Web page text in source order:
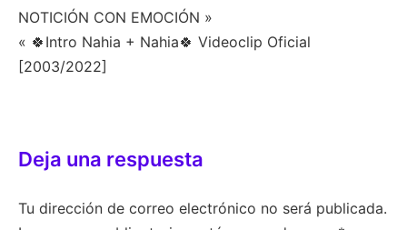
Navegación
de
NOTICIÓN CON EMOCIÓN »
« 🍀Intro Nahia + Nahia🍀 Videoclip Oficial
[2003/2022]
Deja una respuesta
Tu dirección de correo electrónico no será publicada.